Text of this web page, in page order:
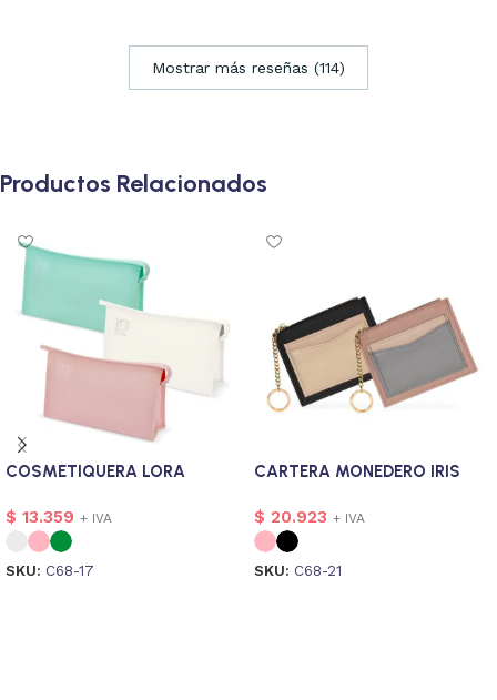
Mostrar más reseñas (114)
Productos Relacionados
COSMETIQUERA LORA
$ 13.359 + IVA
SKU: C68-17
CARTERA MONEDERO IRIS
$ 20.923 + IVA
SKU: C68-21